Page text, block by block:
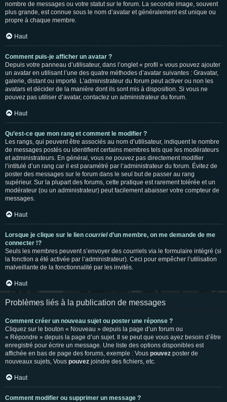
nombre de messages ou votre statut sur le forum. La seconde image, souvent
plus grande, est connue sous le nom d’avatar et généralement est unique ou
propre à chaque membre.
Haut
Comment puis-je afficher un avatar ?
Depuis votre panneau d’utilisateur, dans l’onglet « profil » vous pouvez ajouter
un avatar en utilisant l’une des quatre méthodes d’avatar suivantes : Gravatar,
galerie, distant ou importé. L’administrateur du forum peut activer ou non les
avatars et décider de la manière dont ils sont mis à disposition. Si vous ne
pouvez pas utiliser d’avatar, contactez un administrateur du forum.
Haut
Qu’est-ce que mon rang et comment le modifier ?
Les rangs, qui peuvent être associés au nom d’utilisateur, indiquent le nombre
de messages postés ou identifient certains membres tels que les modérateurs
et administrateurs. En général, vous ne pouvez pas directement modifier
l’intitulé d’un rang car il est paramétré par l’administrateur du forum. Évitez de
poster des messages sur le forum dans le seul but de passer au rang
supérieur. Sur la plupart des forums, cette pratique est rarement tolérée et un
modérateur (ou un administrateur) peut facilement abaisser votre compteur de
messages.
Haut
Lorsque je clique sur le lien courrield’un membre, on me demande de me
connecter !?
Seuls les membres peuvent s’envoyer des courriels via le formulaire intégré (si
la fonction a été activée par l’administrateur). Ceci pour empêcher l’utilisation
malveillante de la fonctionnalité par les invités.
Haut
Problèmes liés à la publication de messages
Comment créer un nouveau sujet ou poster une réponse ?
Cliquez sur le bouton « Nouveau » depuis la page d’un forum ou
« Répondre » depuis la page d’un sujet. Il se peut que vous ayez besoin d’être
enregistré pour écrire un message. Une liste des options disponibles est
affichée en bas de page des forums, exemple : Vous pouvez poster de
nouveaux sujets, Vous pouvez joindre des fichiers, etc.
Haut
Comment modifier ou supprimer un message ?